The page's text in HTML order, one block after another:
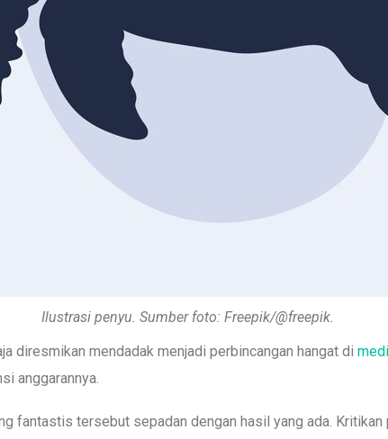
Sumber foto: Freepik/@freepik.
diresmikan mendadak menjadi perbincangan hangat di
anggarannya.
fantastis tersebut sepadan dengan hasil yang ada.